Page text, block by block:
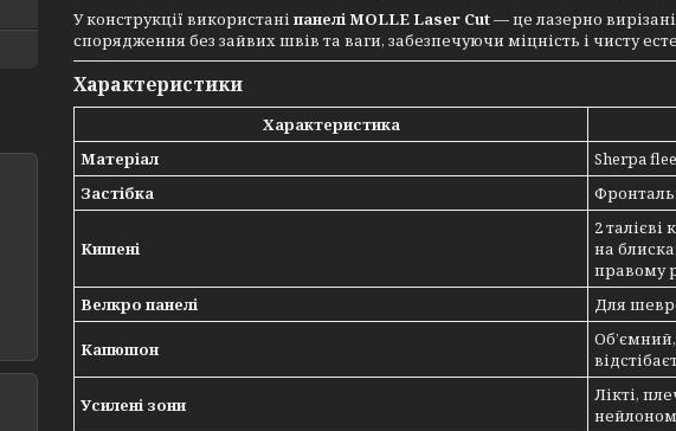
У конструкції використаніпанелі MOLLE Laser Cut— це лазерно
спорядження без зайвих швів та ваги, забезпечуючи міцність і чисту
Характеристики
Характеристика
Матеріал
Sherpa
Застібка
Кишені
2
на
правому
Велкро панелі
Для
Капюшон
Усилені зони
Лікті,